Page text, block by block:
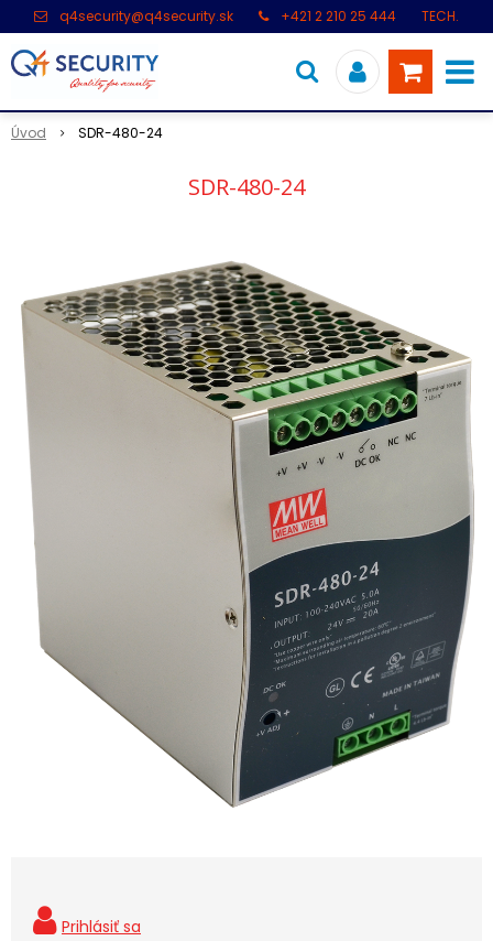
q4security@q4security.sk +421 2 210 25 444
TECH.
Úvod SDR-480-24
SDR-480-24